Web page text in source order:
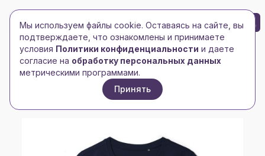
Toggle navigation
Toggle navigation
БРЕНД-ЛОГО 0
Главная/Футболки и майки/Женские футболки/
Футболка женская T-bolka Stretch Lady, темно-синяя
Мы используем файлы cookie. Оставаясь на сайте, вы
подтверждаете, что ознакомлены и принимаете
условия Политики конфиденциальности и даете
согласие на обработку персональных данных
метрическими программами.
Принять